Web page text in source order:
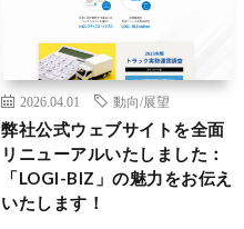
2026.04.01 動向/展望
弊社公式ウェブサイトを全面
リニューアルいたしました：
「LOGI-BIZ」の魅力をお伝え
いたします！